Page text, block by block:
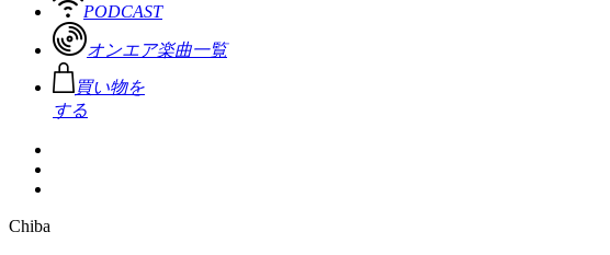
PODCAST
オンエア楽曲一覧
買い物を
する
Chiba